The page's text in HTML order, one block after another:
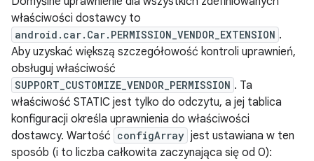
właściwości dostawcy to
android.car.Car.PERMISSION_VENDOR_EXTENSION .
Aby uzyskać większą szczegółowość kontroli uprawnień,
obsługuj właściwość
SUPPORT_CUSTOMIZE_VENDOR_PERMISSION . Ta
właściwość STATIC jest tylko do odczytu, a jej tablica
konfiguracji określa uprawnienia do właściwości
dostawcy. Wartość configArray jest ustawiana w ten
sposób (i to liczba całkowita zaczynająca się od 0):